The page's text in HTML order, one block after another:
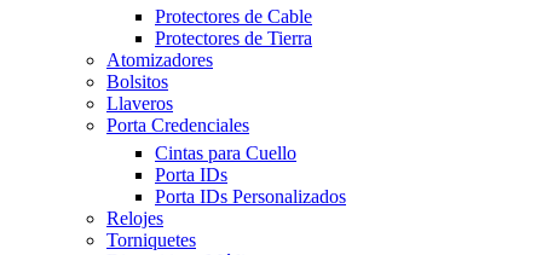
Protectores de Cable
Protectores de Tierra
Atomizadores
Bolsitos
Llaveros
Porta Credenciales
Cintas para Cuello
Porta IDs
Porta IDs Personalizados
Relojes
Torniquetes